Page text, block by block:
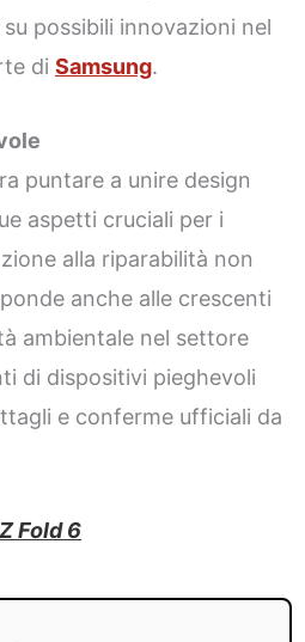
possibili innovazioni nel
diSamsung.
puntare a unire design
aspetti cruciali per i
alla riparabilità non
anche alle crescenti
ambientale nel settore
di dispositivi pieghevoli
e conferme ufficiali da
Fold 6